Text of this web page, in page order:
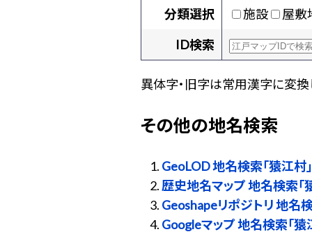
分類選択
施設
屋敷
ID検索
異体字・旧字は常用漢字に変
その他の地名検索
GeoLOD 地名検索「猿江村」
歴史地名マップ 地名検索「
Geoshapeリポジトリ 地名
Googleマップ 地名検索「猿